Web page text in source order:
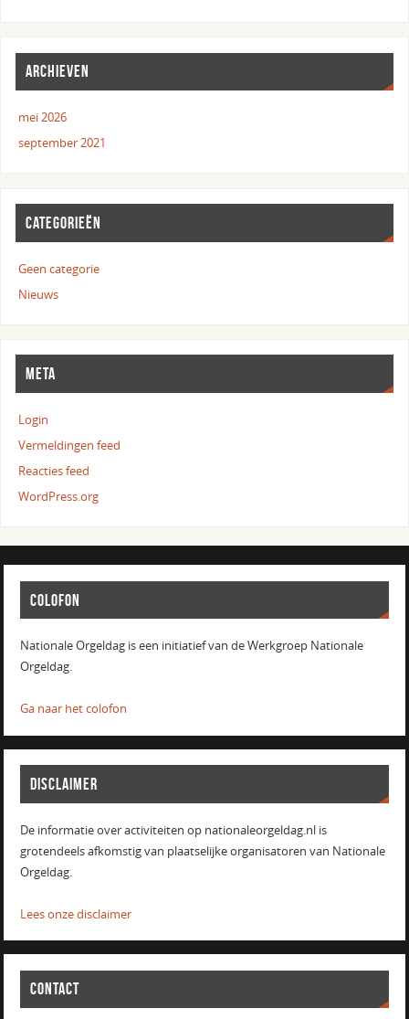
ARCHIEVEN
mei 2026
september 2021
CATEGORIEËN
Geen categorie
Nieuws
META
Login
Vermeldingen feed
Reacties feed
WordPress.org
COLOFON
Nationale Orgeldag is een initiatief van de Werkgroep Nationale
Orgeldag.
Ga naar het colofon
DISCLAIMER
De informatie over activiteiten op nationaleorgeldag.nl is
grotendeels afkomstig van plaatselijke organisatoren van Nationale
Orgeldag.
Lees onze disclaimer
CONTACT